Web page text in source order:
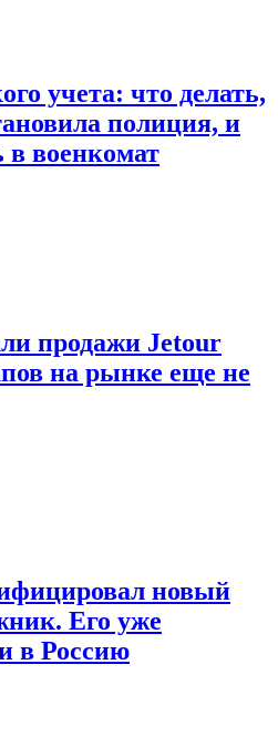
учета: что делать,
полиция, и
в военкомат
продажи Jetour
на рынке еще не
новый
Его уже
в Россию